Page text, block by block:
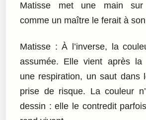
Matisse met une main
comme un maître le ferait à
Matisse : À l’inverse, la
assumée. Elle vient après la
une respiration, un saut dans
prise de risque. La couleur
dessin : elle le contredit